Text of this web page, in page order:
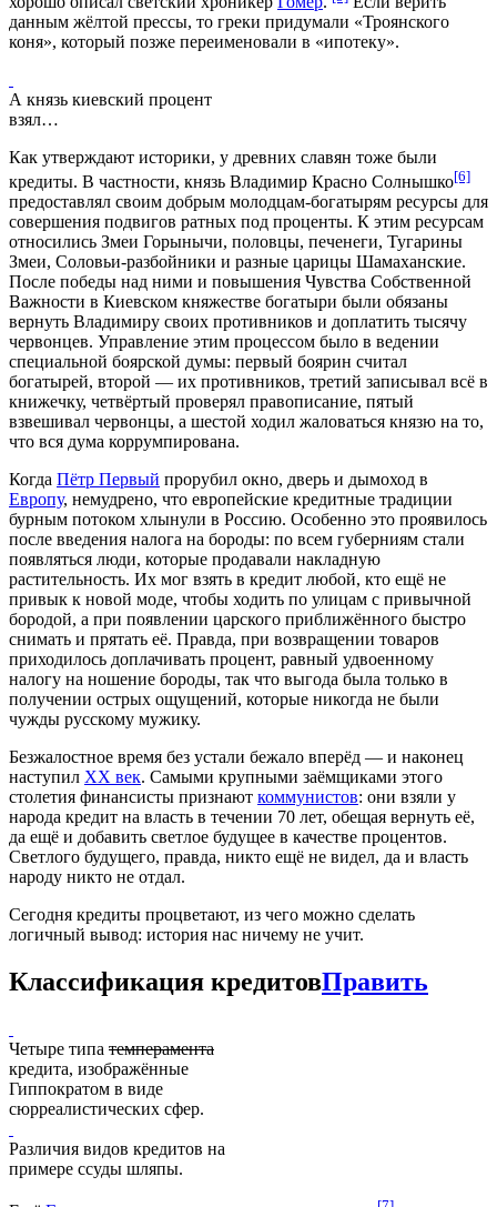
данным жёлтой прессы, то греки придумали «Троянского
коня», который позже переименовали в «ипотеку».
А князь киевский процент
взял…
Как утверждают историки, у древних славян тоже были
кредиты. В частности, князь Владимир Красно Солнышко[6]
предоставлял своим добрым молодцам-богатырям ресурсы для
совершения подвигов ратных под проценты. К этим ресурсам
относились Змеи Горынычи, половцы, печенеги, Тугарины
Змеи, Соловьи-разбойники и разные царицы Шамаханские.
После победы над ними и повышения Чувства Собственной
Важности в Киевском княжестве богатыри были обязаны
вернуть Владимиру своих противников и доплатить тысячу
червонцев. Управление этим процессом было в ведении
специальной боярской думы: первый боярин считал
богатырей, второй — их противников, третий записывал всё в
книжечку, четвёртый проверял правописание, пятый
взвешивал червонцы, а шестой ходил жаловаться князю на то,
что вся дума коррумпирована.
Когда Пётр Первый прорубил окно, дверь и дымоход в
Европу, немудрено, что европейские кредитные традиции
бурным потоком хлынули в Россию. Особенно это проявилось
после введения налога на бороды: по всем губерниям стали
появляться люди, которые продавали накладную
растительность. Их мог взять в кредит любой, кто ещё не
привык к новой моде, чтобы ходить по улицам с привычной
бородой, а при появлении царского приближённого быстро
снимать и прятать её. Правда, при возвращении товаров
приходилось доплачивать процент, равный удвоенному
налогу на ношение бороды, так что выгода была только в
получении острых ощущений, которые никогда не были
чужды русскому мужику.
Безжалостное время без устали бежало вперёд — и наконец
наступил XX век. Самыми крупными заёмщиками этого
столетия финансисты признают коммунистов: они взяли у
народа кредит на власть в течении 70 лет, обещая вернуть её,
да ещё и добавить светлое будущее в качестве процентов.
Светлого будущего, правда, никто ещё не видел, да и власть
народу никто не отдал.
Сегодня кредиты процветают, из чего можно сделать
логичный вывод: история нас ничему не учит.
Классификация кредитовПравить
Четыре типа темперамента
кредита, изображённые
Гиппократом в виде
сюрреалистических сфер.
Различия видов кредитов на
примере ссуды шляпы.